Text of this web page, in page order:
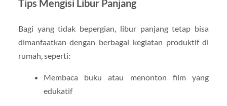
Tips Mengisi Libur Panjang
Bagi yang tidak bepergian, libur panjang tetap bisa
dimanfaatkan dengan berbagai kegiatan produktif di
rumah, seperti:
Membaca buku atau menonton film yang
edukatif